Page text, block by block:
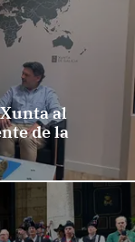
al
de la